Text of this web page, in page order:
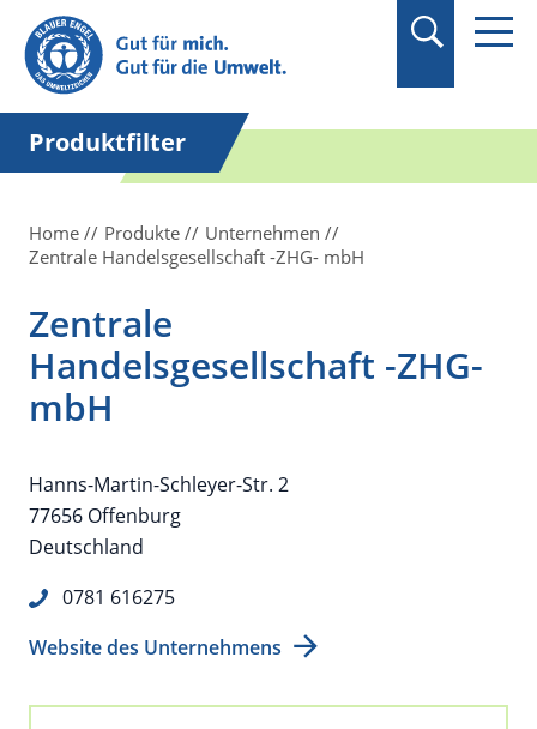
Suchbegriff in
Anführungszeichen
setzen.
Produktfilter
Home Produkte
Unternehmen
Zentrale Handelsgesellschaft -ZHG- mbH
Zentrale
Handelsgesellschaft -ZHG-
mbH
Hanns-Martin-Schleyer-Str. 2
77656 Offenburg
Deutschland
0781 616275
Website des Unternehmens